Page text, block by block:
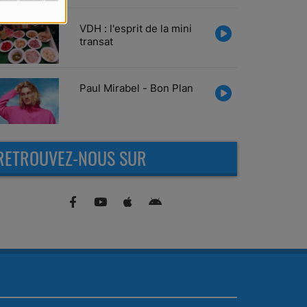
VDH : l'esprit de la mini
transat
Paul Mirabel - Bon Plan
NOUS SUR